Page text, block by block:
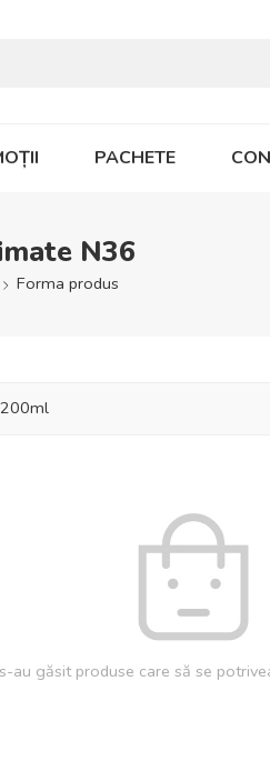
PACHETE
N36
Forma produs
au găsit produse care să se